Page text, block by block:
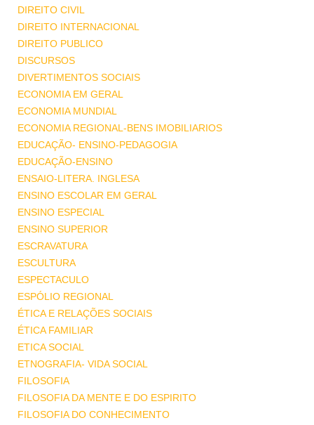
DIREITO CIVIL
DIREITO INTERNACIONAL
DIREITO PUBLICO
DISCURSOS
DIVERTIMENTOS SOCIAIS
ECONOMIA EM GERAL
ECONOMIA MUNDIAL
ECONOMIA REGIONAL-BENS IMOBILIARIOS
EDUCAÇÃO- ENSINO-PEDAGOGIA
EDUCAÇÃO-ENSINO
ENSAIO-LITERA. INGLESA
ENSINO ESCOLAR EM GERAL
ENSINO ESPECIAL
ENSINO SUPERIOR
ESCRAVATURA
ESCULTURA
ESPECTACULO
ESPÓLIO REGIONAL
ÉTICA E RELAÇÕES SOCIAIS
ÉTICA FAMILIAR
ETICA SOCIAL
ETNOGRAFIA- VIDA SOCIAL
FILOSOFIA
FILOSOFIA DA MENTE E DO ESPIRITO
FILOSOFIA DO CONHECIMENTO